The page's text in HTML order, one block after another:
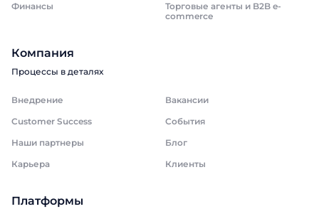
Финансы
Торговые агенты и B2B e-
commerce
Компания
Процессы в деталях
Внедрение
Вакансии
Customer Success
События
Наши партнеры
Блог
Карьера
Клиенты
Платформы